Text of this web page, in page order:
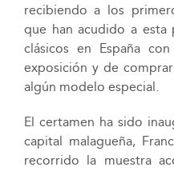
recibiendo a los
que han acudido a
clásicos en España
exposición y de
algún modelo especial.
El certamen ha sido
capital malagueña,
recorrido la muestra